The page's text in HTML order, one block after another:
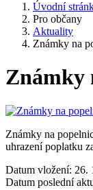
Úvodní
Pro občany
Aktuality
Známky na
Známky
Známky na
uhrazení poplatku
Datum vložení: 26.
Datum poslední